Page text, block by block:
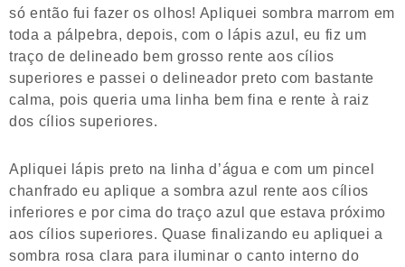
só então fui fazer os olhos! Apliquei sombra marrom em
toda a pálpebra, depois, com o lápis azul, eu fiz um
traço de delineado bem grosso rente aos cílios
superiores e passei o delineador preto com bastante
calma, pois queria uma linha bem fina e rente à raiz
dos cílios superiores.
Apliquei lápis preto na linha d’água e com um pincel
chanfrado eu aplique a sombra azul rente aos cílios
inferiores e por cima do traço azul que estava próximo
aos cílios superiores. Quase finalizando eu apliquei a
sombra rosa clara para iluminar o canto interno do